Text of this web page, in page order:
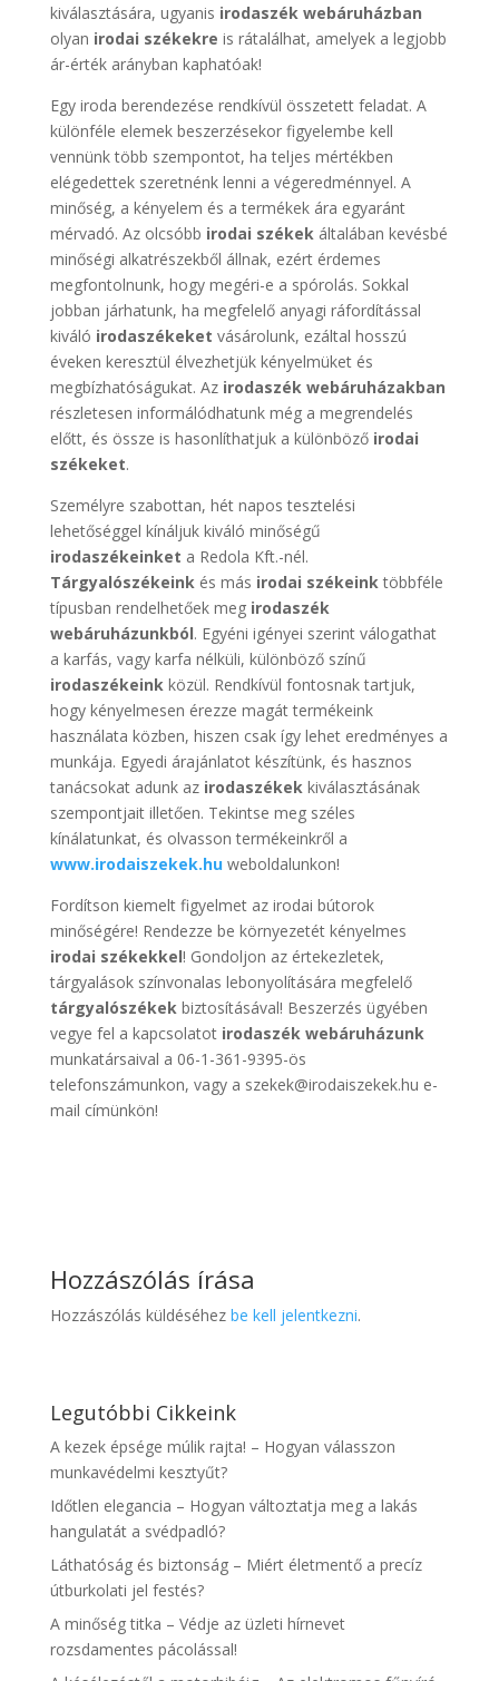
kiválasztására, ugyanis irodaszék webáruházban
olyan irodai székekre is rátalálhat, amelyek a legjobb
ár-érték arányban kaphatóak!
Egy iroda berendezése rendkívül összetett feladat. A
különféle elemek beszerzésekor figyelembe kell
vennünk több szempontot, ha teljes mértékben
elégedettek szeretnénk lenni a végeredménnyel. A
minőség, a kényelem és a termékek ára egyaránt
mérvadó. Az olcsóbb irodai székek általában kevésbé
minőségi alkatrészekből állnak, ezért érdemes
megfontolnunk, hogy megéri-e a spórolás. Sokkal
jobban járhatunk, ha megfelelő anyagi ráfordítással
kiváló irodaszékeket vásárolunk, ezáltal hosszú
éveken keresztül élvezhetjük kényelmüket és
megbízhatóságukat. Az irodaszék webáruházakban
részletesen informálódhatunk még a megrendelés
előtt, és össze is hasonlíthatjuk a különböző irodai
székeket.
Személyre szabottan, hét napos tesztelési
lehetőséggel kínáljuk kiváló minőségű
irodaszékeinket a Redola Kft.-nél.
Tárgyalószékeink és más irodai székeink többféle
típusban rendelhetőek meg irodaszék
webáruházunkból. Egyéni igényei szerint válogathat
a karfás, vagy karfa nélküli, különböző színű
irodaszékeink közül. Rendkívül fontosnak tartjuk,
hogy kényelmesen érezze magát termékeink
használata közben, hiszen csak így lehet eredményes a
munkája. Egyedi árajánlatot készítünk, és hasznos
tanácsokat adunk az irodaszékek kiválasztásának
szempontjait illetően. Tekintse meg széles
kínálatunkat, és olvasson termékeinkről a
www.irodaiszekek.hu weboldalunkon!
Fordítson kiemelt figyelmet az irodai bútorok
minőségére! Rendezze be környezetét kényelmes
irodai székekkel! Gondoljon az értekezletek,
tárgyalások színvonalas lebonyolítására megfelelő
tárgyalószékek biztosításával! Beszerzés ügyében
vegye fel a kapcsolatot irodaszék webáruházunk
munkatársaival a 06-1-361-9395-ös
telefonszámunkon, vagy a szekek@irodaiszekek.hu e-
mail címünkön!
Hozzászólás írása
Hozzászólás küldéséhez be kell jelentkezni.
Legutóbbi Cikkeink
A kezek épsége múlik rajta! – Hogyan válasszon
munkavédelmi kesztyűt?
Időtlen elegancia – Hogyan változtatja meg a lakás
hangulatát a svédpadló?
Láthatóság és biztonság – Miért életmentő a precíz
útburkolati jel festés?
A minőség titka – Védje az üzleti hírnevet
rozsdamentes pácolással!